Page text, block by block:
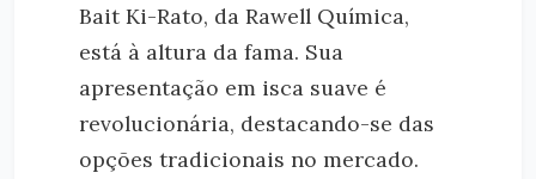
Bait Ki-Rato, da Rawell Química,
está à altura da fama. Sua
apresentação em isca suave é
revolucionária, destacando-se das
opções tradicionais no mercado.